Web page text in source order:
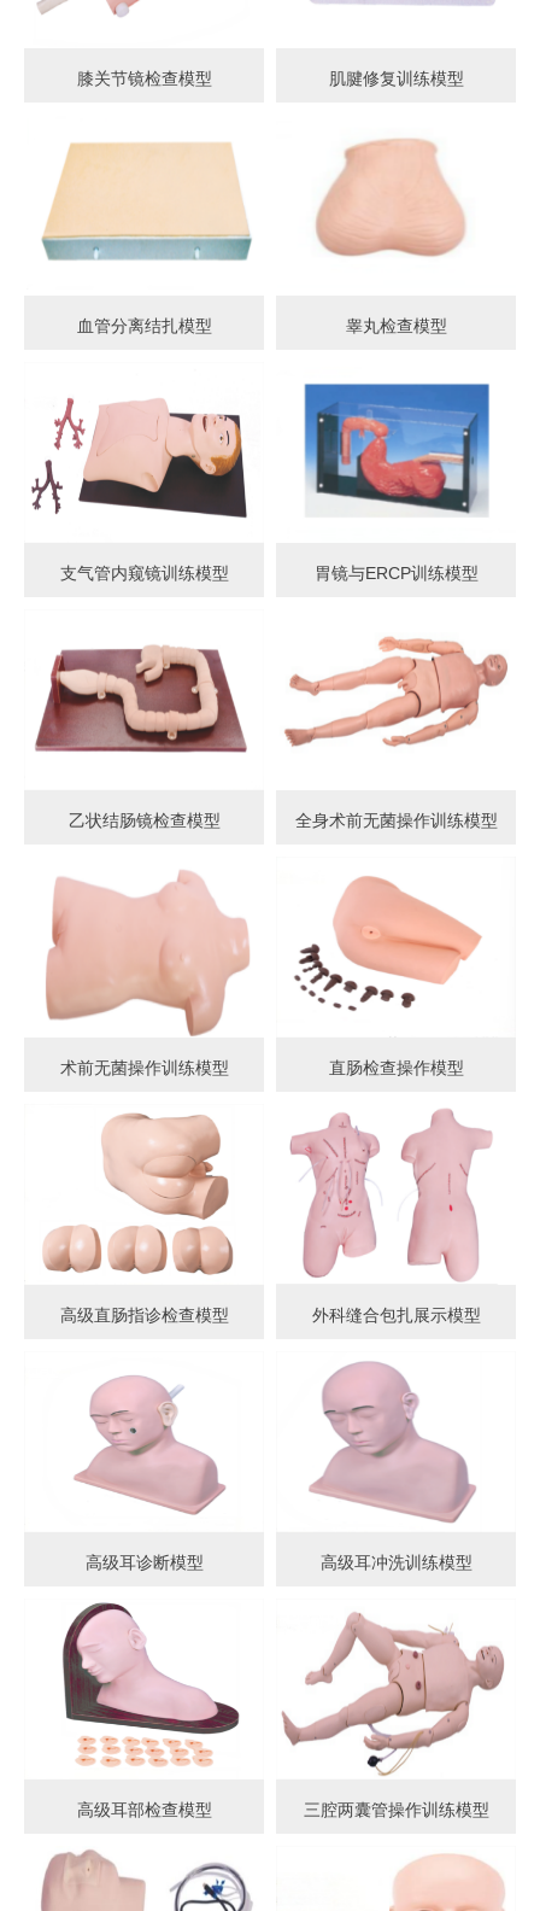
膝关节镜检查模型 肌腱修复训练模型
血管分离结扎模型 睾丸检查模型
支气管内窥镜训练模型 胃镜与ERCP训练模型
乙状结肠镜检查模型 全身术前无菌操作训练模型
术前无菌操作训练模型 直肠检查操作模型
高级直肠指诊检查模型 外科缝合包扎展示模型
高级耳诊断模型 高级耳冲洗训练模型
高级耳部检查模型 三腔两囊管操作训练模型